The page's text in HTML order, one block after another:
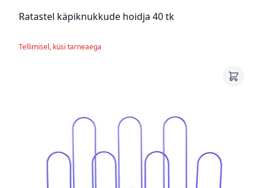
Ratastel käpiknukkude hoidja 40 tk
Tellimisel, küsi tarneaega